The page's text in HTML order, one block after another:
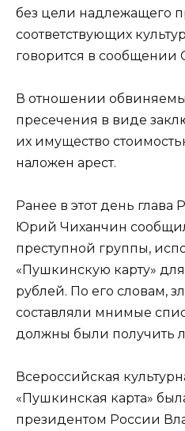
без цели надлежащего
соответствующих
говорится в сообщении
В отношении
пресечения в виде
их имущество
наложен арест.
Ранее в этот день
Юрий Чиханчин
преступной группы,
«Пушкинскую карту»
рублей. По его словам,
составляли мнимые
должны были получить
Всероссийская
«Пушкинская карта»
президентом России